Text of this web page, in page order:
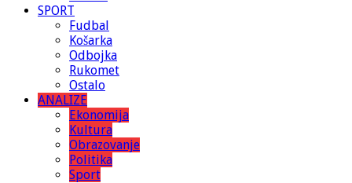
SPORT
Fudbal
Košarka
Odbojka
Rukomet
Ostalo
ANALIZE
Ekonomija
Kultura
Obrazovanje
Politika
Sport